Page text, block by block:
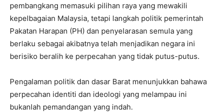
pembangkang memasuki pilihan raya yang mewakili
kepelbagaian Malaysia, tetapi langkah politik pemerintah
Pakatan Harapan (PH) dan penyelarasan semula yang
berlaku sebagai akibatnya telah menjadikan negara ini
berisiko beralih ke perpecahan yang tidak putus-putus.
Pengalaman politik dan dasar Barat menunjukkan bahawa
perpecahan identiti dan ideologi yang melampau ini
bukanlah pemandangan yang indah.